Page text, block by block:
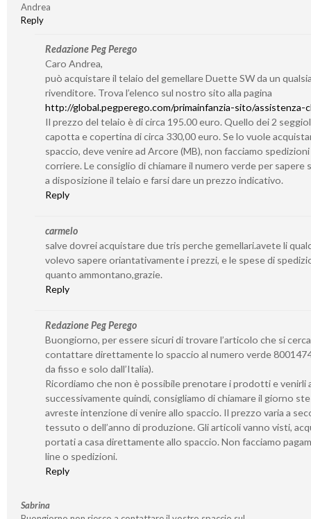
Andrea
Reply
Redazione Peg Perego
Caro Andrea,
può acquistare il telaio del gemellare Duette SW da un
rivenditore. Trova l’elenco sul nostro sito alla pagina
http://global.pegperego.com/primainfanzia-sito/assistenza-
Il prezzo del telaio è di circa 195.00 euro. Quello dei 2
capotta e copertina di circa 330,00 euro. Se lo vuole
spaccio, deve venire ad Arcore (MB), non facciamo
corriere. Le consiglio di chiamare il numero verde per sapere
a disposizione il telaio e farsi dare un prezzo indicativo.
Reply
carmelo
salve dovrei acquistare due tris perche gemellari.avete li
volevo sapere oriantativamente i prezzi, e le spese di
quanto ammontano,grazie.
Reply
Redazione Peg Perego
Buongiorno, per essere sicuri di trovare l’articolo che si
contattare direttamente lo spaccio al numero verde
da fisso e solo dall’Italia).
Ricordiamo che non è possibile prenotare i prodotti e venirli
successivamente quindi, consigliamo di chiamare il giorno
avreste intenzione di venire allo spaccio. Il prezzo varia a
tessuto o dell’anno di produzione. Gli articoli vanno visti,
portati a casa direttamente allo spaccio. Non facciamo
line o spedizioni.
Reply
Sabrina